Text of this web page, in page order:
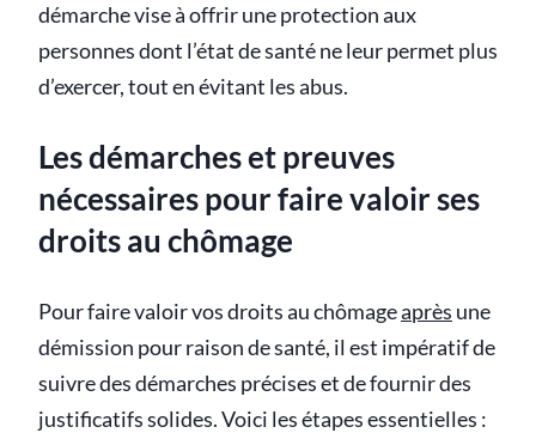
démarche vise à offrir une protection aux
personnes dont l’état de santé ne leur permet plus
d’exercer, tout en évitant les abus.
Les démarches et preuves
nécessaires pour faire valoir ses
droits au chômage
Pour faire valoir vos droits au chômageaprès une
démission pour raison de santé, il est impératif de
suivre des démarches précises et de fournir des
justificatifs solides. Voici les étapes essentielles :